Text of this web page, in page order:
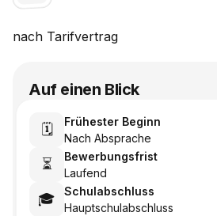
nach Tarifvertrag
Auf einen Blick
🗓️
Frühester Beginn
Nach Absprache
⏳
Bewerbungsfrist
Laufend
🎓
Schulabschluss
Hauptschulabschluss